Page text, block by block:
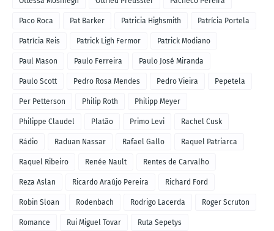
Paco Roca Pat Barker Patricia Highsmith Patrícia Portela
Patrícia Reis Patrick Ligh Fermor Patrick Modiano
Paul Mason Paulo Ferreira Paulo José Miranda
Paulo Scott Pedro Rosa Mendes Pedro Vieira Pepetela
Per Petterson Philip Roth Philipp Meyer
Philippe Claudel Platão Primo Levi Rachel Cusk
Rádio Raduan Nassar Rafael Gallo Raquel Patriarca
Raquel Ribeiro Renée Nault Rentes de Carvalho
Reza Aslan Ricardo Araújo Pereira Richard Ford
Robin Sloan Rodenbach Rodrigo Lacerda Roger Scruton
Romance Rui Miguel Tovar Ruta Sepetys